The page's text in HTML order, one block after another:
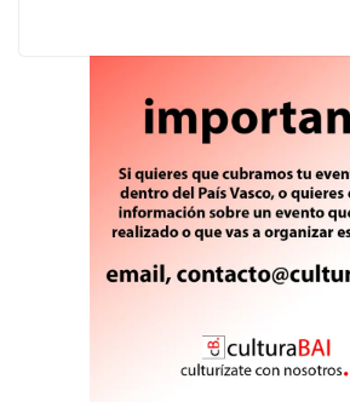
b d
o
n
l p
ar
ti
r